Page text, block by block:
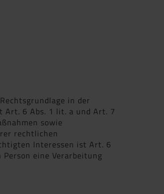
in der
Art. 6 Abs. 1 lit. a und Art. 7
sowie
rechtlichen
Interessen ist Art. 6
eine Verarbeitung